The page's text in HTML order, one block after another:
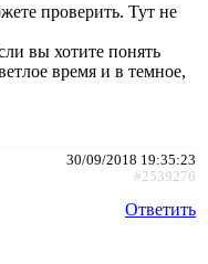
проверить. Тут не
вы хотите понять
время и в темное,
30/09/2018 19:35:23
#2539276
Ответить